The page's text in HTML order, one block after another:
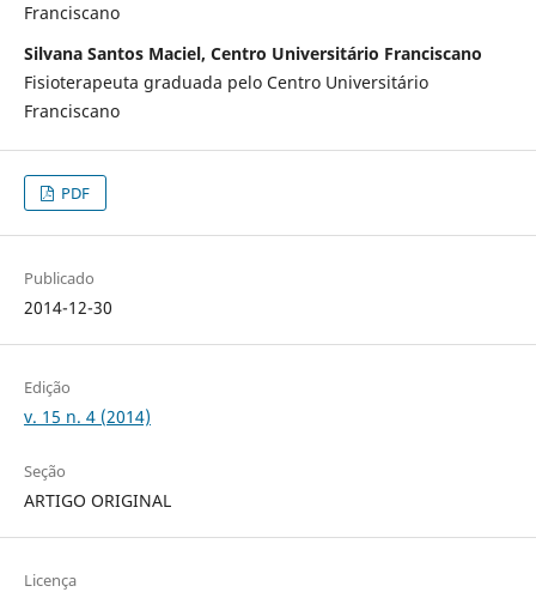
Franciscano
Silvana Santos Maciel, Centro Universitário Franciscano
Fisioterapeuta graduada pelo Centro Universitário
Franciscano
PDF
Publicado
2014-12-30
Edição
v. 15 n. 4 (2014)
Seção
ARTIGO ORIGINAL
Licença